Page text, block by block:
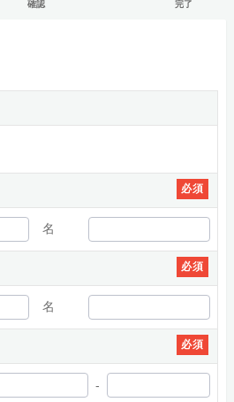
確認 完了
必須
名
必須
名
必須
-